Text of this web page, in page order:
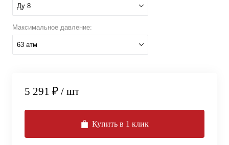
Ду 8
Максимальное давление:
63 атм
5 291 ₽ / шт
Купить в 1 клик